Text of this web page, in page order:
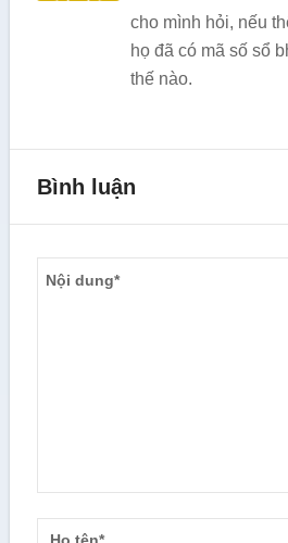
cho mình hỏi, nếu
họ đã có mã số sổ
thế nào.
Bình luận